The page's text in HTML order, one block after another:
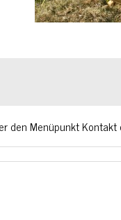
den Menüpunkt Kontakt